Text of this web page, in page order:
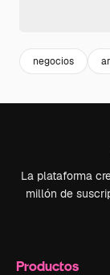
negocios
La plataforma
millón de
Productos